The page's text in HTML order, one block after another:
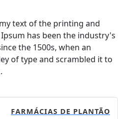
text of the printing and
has been the industry's
the 1500s, when an
of type and scrambled it to
FARMÁCIAS DE PLANTÃO